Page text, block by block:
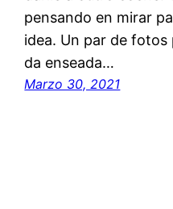
pensando en mirar
idea. Un par de fotos
da enseada…
Marzo 30, 2021